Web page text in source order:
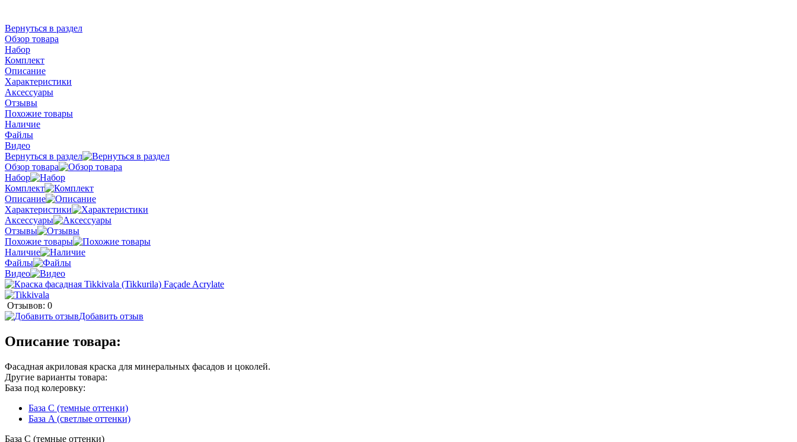
Вернуться в раздел
Обзор товара
Набор
Комплект
Описание
Характеристики
Аксессуары
Отзывы
Похожие товары
Наличие
Файлы
Видео
Вернуться в раздел
Обзор товара
Набор
Комплект
Описание
Характеристики
Аксессуары
Отзывы
Похожие товары
Наличие
Файлы
Видео
Отзывов: 0
Добавить отзыв
Описание товара:
Фасадная акриловая краска для минеральных фасадов и цоколей.
Другие варианты товара:
База под колеровку:
База С (темные оттенки)
База A (светлые оттенки)
База С (темные оттенки)